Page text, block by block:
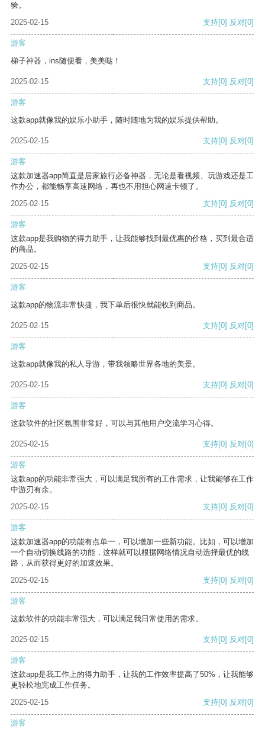
验。
2025-02-15
支持[0] 反对[0]
游客
梯子神器，ins随便看，美美哒！
2025-02-15 支持[0] 反对[0]
游客
这款app就像我的娱乐小助手，随时随地为我的娱乐提供帮助。
2025-02-15 支持[0] 反对[0]
游客
这款加速器app简直是居家旅行必备神器，无论是看视频、玩游戏还是工
作办公，都能畅享高速网络，再也不用担心网速卡顿了。
2025-02-15
支持[0] 反对[0]
游客
这款app是我购物的得力助手，让我能够找到最优惠的价格，买到最合适
的商品。
2025-02-15
支持[0] 反对[0]
游客
这款app的物流非常快捷，我下单后很快就能收到商品。
2025-02-15 支持[0] 反对[0]
游客
这款app就像我的私人导游，带我领略世界各地的美景。
2025-02-15 支持[0] 反对[0]
游客
这款软件的社区氛围非常好，可以与其他用户交流学习心得。
2025-02-15 支持[0] 反对[0]
游客
这款app的功能非常强大，可以满足我所有的工作需求，让我能够在工作
中游刃有余。
2025-02-15
支持[0] 反对[0]
游客
这款加速器app的功能有点单一，可以增加一些新功能。比如，可以增加
一个自动切换线路的功能，这样就可以根据网络情况自动选择最优的线
路，从而获得更好的加速效果。
2025-02-15
支持[0] 反对[0]
游客
这款软件的功能非常强大，可以满足我日常使用的需求。
2025-02-15 支持[0] 反对[0]
游客
这款app是我工作上的得力助手，让我的工作效率提高了50%，让我能够
更轻松地完成工作任务。
2025-02-15
支持[0] 反对[0]
游客